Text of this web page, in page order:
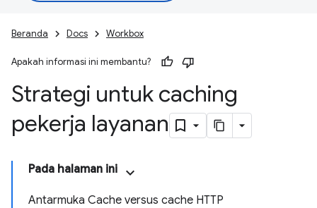
Beranda Docs Workbox
Apakah informasi ini membantu?
Strategi untuk caching
pekerja layanan
Pada halaman ini
Antarmuka Cache versus cache HTTP